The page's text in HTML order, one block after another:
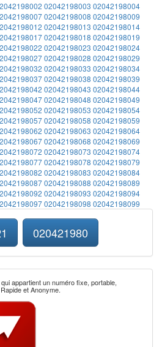
02042198003 02042198004
02042198008 02042198009
02042198013 02042198014
02042198018 02042198019
02042198023 02042198024
02042198028 02042198029
02042198033 02042198034
02042198038 02042198039
02042198043 02042198044
02042198048 02042198049
02042198053 02042198054
02042198058 02042198059
02042198063 02042198064
02042198068 02042198069
02042198073 02042198074
02042198078 02042198079
02042198083 02042198084
02042198088 02042198089
02042198093 02042198094
02042198098 02042198099
020421980
appartient un numéro fixe, portable,
et Anonyme.